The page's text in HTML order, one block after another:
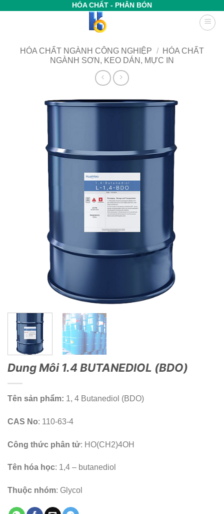
HÓA CHẤT - PHÂN BÓN
HÓA CHẤT NGÀNH CÔNG NGHIỆP /
HÓA CHẤT
NGÀNH SƠN, KEO DÁN, MỰC IN
Dung Môi 1.4 BUTANEDIOL (BDO)
Tên sản phẩm: 1, 4 Butanediol (BDO)
CAS No: 110-63-4
Công thức phân tử: HO(CH2)4OH
Tên hóa học: 1,4 – butanediol
Thuộc nhóm: Glycol